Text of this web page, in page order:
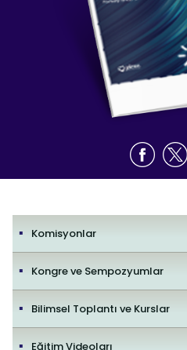
Komisyonlar
Kongre ve Sempozyumlar
Bilimsel Toplantı ve Kurslar
Eğitim Videoları